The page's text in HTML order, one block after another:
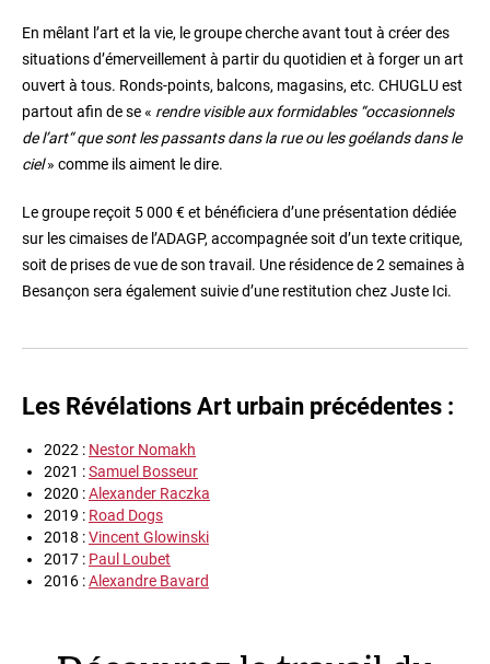
En mêlant l’art et la vie, le groupe cherche avant tout à créer des
situations d’émerveillement à partir du quotidien et à forger un art
ouvert à tous. Ronds-points, balcons, magasins, etc. CHUGLU est
partout afin de se « rendre visible aux formidables “occasionnels
de l’art“ que sont les passants dans la rue ou les goélands dans le
ciel» comme ils aiment le dire.
Le groupe reçoit 5 000 € et bénéficiera d’une présentation dédiée
sur les cimaises de l’ADAGP, accompagnée soit d’un texte critique,
soit de prises de vue de son travail. Une résidence de 2 semaines à
Besançon sera également suivie d’une restitution chez Juste Ici.
Les Révélations Art urbain précédentes :
2022 : Nestor Nomakh
2021 :Samuel Bosseur
2020 :Alexander Raczka
2019 : Road Dogs
2018 :Vincent Glowinski
2017 : Paul Loubet
2016 :Alexandre Bavard